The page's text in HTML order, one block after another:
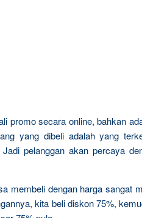
promo secara online, bahkan
yang dibeli adalah yang
pelanggan akan percaya
membeli dengan harga sangat
kita beli diskon 75%,